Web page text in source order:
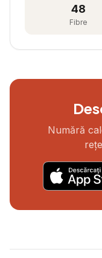
48
Fibre
Numără